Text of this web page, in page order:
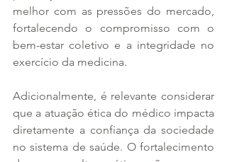
melhor com as pressões do mercado,
fortalecendo o compromisso com o
bem-estar coletivo e a integridade no
exercício da medicina.
Adicionalmente, é relevante considerar
que a atuação ética do médico impacta
diretamente a confiança da sociedade
no sistema de saúde. O fortalecimento